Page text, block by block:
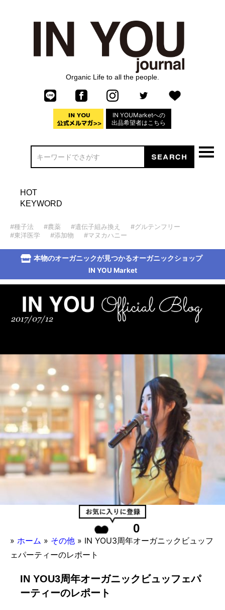
Organic Life to all the people.
IN YOUMarketへの
出品希望者はこちら
HOT
KEYWORD
#種子法 #農薬 #遺伝子組み換え
#グルテンフリー
#東洋医学
#添加物 #マヌカハニー
本物のオーガニックが見つかるオーガニックショップ
IN YOU Market
2017/07/12
0
» ホーム » その他 » IN YOU3周年オーガニックビュッフ
ェパーティーのレポート
IN YOU3周年オーガニックビュッフェパ
ーティーのレポート